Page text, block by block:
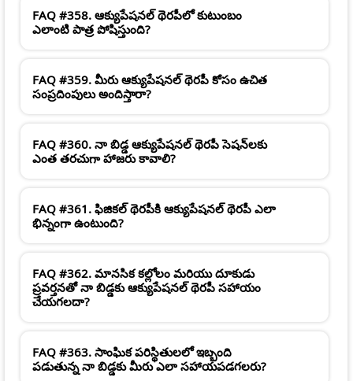
FAQ #358. ఆక్యుపేషనల్ థెరపీలో కుటుంబం
ఎలాంటి పాత్ర పోషిస్తుంది?
FAQ #359. మీరు ఆక్యుపేషనల్ థెరపీ కోసం ఉచిత
సంప్రదింపులు అందిస్తారా?
FAQ #360. నా బిడ్డ ఆక్యుపేషనల్ థెరపీ సెషన్‌లకు
ఎంత తరచుగా హాజరు కావాలి?
FAQ #361. ఫిజికల్ థెరపీకి ఆక్యుపేషనల్ థెరపీ ఎలా
భిన్నంగా ఉంటుంది?
FAQ #362. మానసిక కల్లోలం మరియు దూకుడు
ప్రవర్తనతో నా బిడ్డకు ఆక్యుపేషనల్ థెరపీ సహాయం
చేయగలదా?
FAQ #363. సాంఘిక పరిస్థితులలో ఇబ్బంది
పడుతున్న నా బిడ్డకు మీరు ఎలా సహాయపడగలరు?